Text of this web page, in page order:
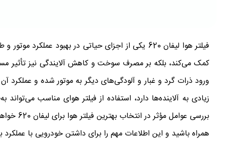
فیلتر هوا لیفان 620 یکی از اجزای حیاتی در
کمک می‌کند، بلکه بر مصرف سوخت و کاهش آلایندگی نیز تأثیر
زیادی به آلاینده‌ها دارد، استفاده از فیلتر هوای مناسب
بررسی
همراه باشید و این اطلاعات مهم را برای داشتن خودرویی با عملکرد